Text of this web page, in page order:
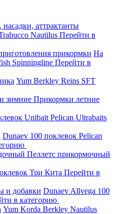
аттрактанты
Nautilus Перейти в
прикормки На
Spinningline Перейти в
Yum Berkley Reins SFT
зимние Прикормки летние
Unibait Pelican Ultrabaits
Dunaev 100 поклевок Pelican
Пеллетс прикормочный
Три Кита Перейти в
и добавки Dunaev Allvega 100
в категорию
Yum Korda Berkley Nautilus